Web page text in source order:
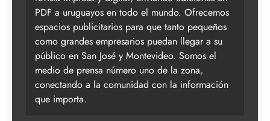
PDF a uruguayos en todo el mundo. Ofrecemos
espacios publicitarios para que tanto pequeños
como grandes empresarios puedan llegar a su
público en San José y Montevideo. Somos el
medio de prensa número uno de la zona,
conectando a la comunidad con la información
que importa.